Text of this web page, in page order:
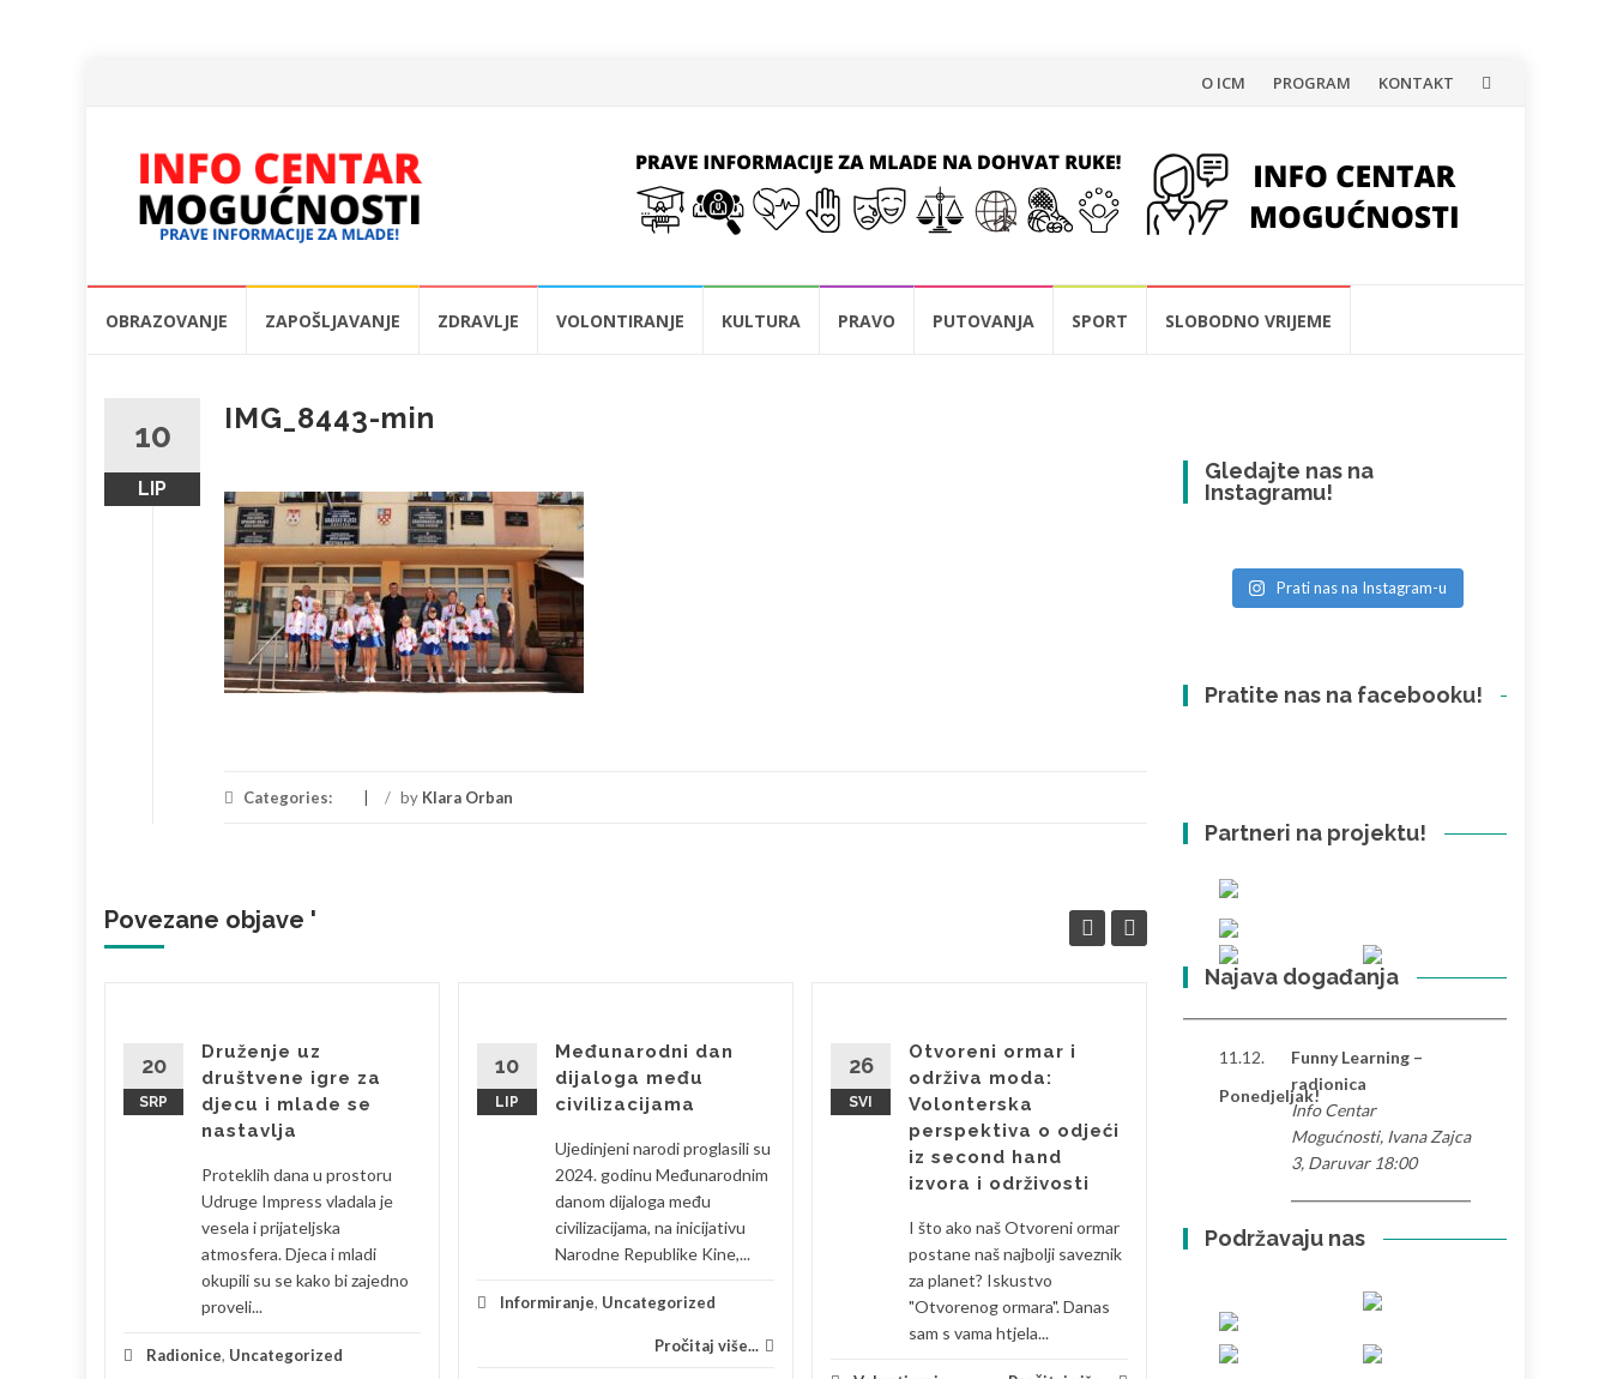
Skip
content
O ICM PROGRAM KONTAKT
OBRAZOVANJE ZAPOŠLJAVANJE ZDRAVLJE VOLONTIRANJE KULTURA PRAVO PUTOVANJA SPORT SLOBODNO VRIJEME
10
LIP
IMG_8443-min
Categories: / by Klara Orban
Povezane objave '
20
SRP
Druženje uz
društvene igre za
djecu i mlade se
nastavlja
Proteklih dana u prostoru
Udruge Impress vladala je
vesela i prijateljska
atmosfera. Djeca i mladi
okupili su se kako bi zajedno
proveli...
Radionice, Uncategorized
10
LIP
Međunarodni dan
dijaloga među
civilizacijama
Ujedinjeni narodi proglasili su
2024. godinu Međunarodnim
danom dijaloga među
civilizacijama, na inicijativu
Narodne Republike Kine,...
Informiranje, Uncategorized
Pročitaj više...
26
SVI
Otvoreni ormar i
održiva moda:
Volonterska
perspektiva o odjeći
iz second hand
izvora i održivosti
I što ako naš Otvoreni ormar
postane naš najbolji saveznik
za planet? Iskustvo
"Otvorenog ormara". Danas
sam s vama htjela...
26
Hrvatske i Turske:
osobna perspektiva
Nakon što sam proveo
značajno vrijeme u Hrvatskoj i
nekoliko izraženih razlika koje
oblikuju svakodnevni ritam...
Gledajte nas na
Instagramu!
Prati nas na Instagram-u
Pratite nas na facebooku!
Partneri na projektu!
Najava događanja
11.12.
Ponedjeljak!
Funny Learning –
radionica
Info Centar
Mogućnosti, Ivana Zajca
3, Daruvar 18:00
Podržavaju nas